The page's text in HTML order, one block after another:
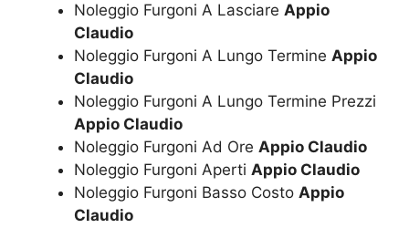
Noleggio Furgoni A Lasciare Appio
Claudio
Noleggio Furgoni A Lungo Termine Appio
Claudio
Noleggio Furgoni A Lungo Termine Prezzi
Appio Claudio
Noleggio Furgoni Ad Ore Appio Claudio
Noleggio Furgoni Aperti Appio Claudio
Noleggio Furgoni Basso Costo Appio
Claudio